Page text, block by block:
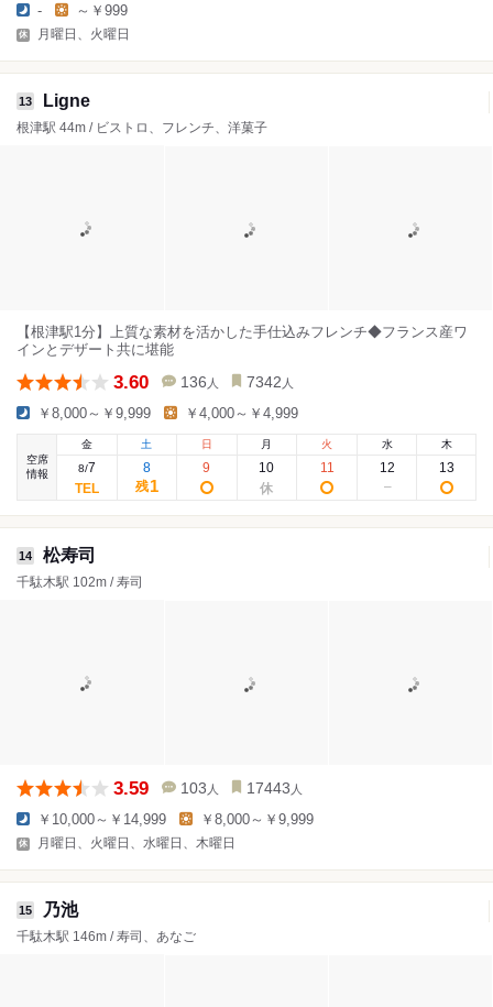
- ～￥999
月曜日、火曜日
13 Ligne
根津駅 44m / ビストロ、フレンチ、洋菓子
【根津駅1分】上質な素材を活かした手仕込みフレンチ◆フランス産ワ
インとデザート共に堪能
3.60 136 人 7342 人
￥8,000～￥9,999 ￥4,000～￥4,999
空席
情報
金
8/7
土
8
残1
日
9
月
10
火
11
水
12
木
13
14 松寿司
千駄木駅 102m / 寿司
3.59 103 人 17443 人
￥10,000～￥14,999 ￥8,000～￥9,999
月曜日、火曜日、水曜日、木曜日
15 乃池
千駄木駅 146m / 寿司、あなご